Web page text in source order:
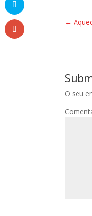
←
O seu